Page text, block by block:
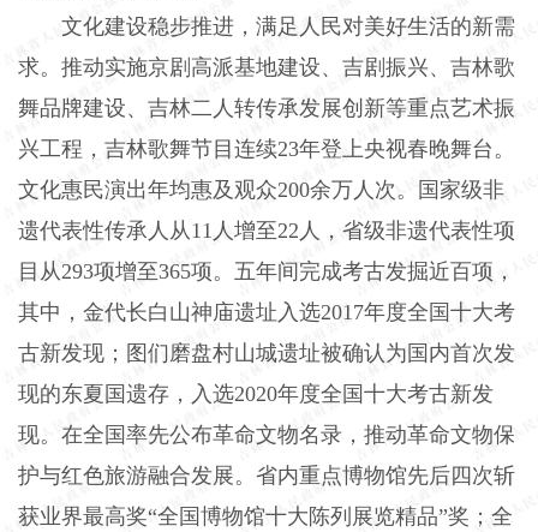
文化建设稳步推进，满足人民对美好生活的新需
求。推动实施京剧高派基地建设、吉剧振兴、吉林歌
舞品牌建设、吉林二人转传承发展创新等重点艺术振
兴工程，吉林歌舞节目连续23年登上央视春晚舞台。
文化惠民演出年均惠及观众200余万人次。国家级非
遗代表性传承人从11人增至22人，省级非遗代表性项
目从293项增至365项。五年间完成考古发掘近百项，
其中，金代长白山神庙遗址入选2017年度全国十大考
古新发现；图们磨盘村山城遗址被确认为国内首次发
现的东夏国遗存，入选2020年度全国十大考古新发
现。在全国率先公布革命文物名录，推动革命文物保
护与红色旅游融合发展。省内重点博物馆先后四次斩
获业界最高奖“全国博物馆十大陈列展览精品”奖；全